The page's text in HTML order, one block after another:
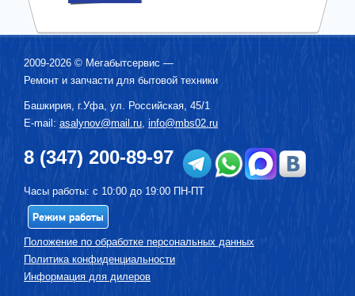
2009-2026 © Мегабытсервис —
Ремонт и запчасти для бытовой техники
Башкирия, г.Уфа ул. Российская, 45/1
E-mail: asalynov@mail.ru info@mbs02.ru
8 (347) 200-89-97
Часы работы: с 10:00 до 19:00 ПН-ПТ
Режим работы
Положение по обработке персональных данных
Политика конфиденциальности
Информация для дилеров